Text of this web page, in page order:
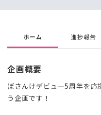
ホーム 進捗報告
企画概要
ぽさんけデビュー5周年を
う企画です！